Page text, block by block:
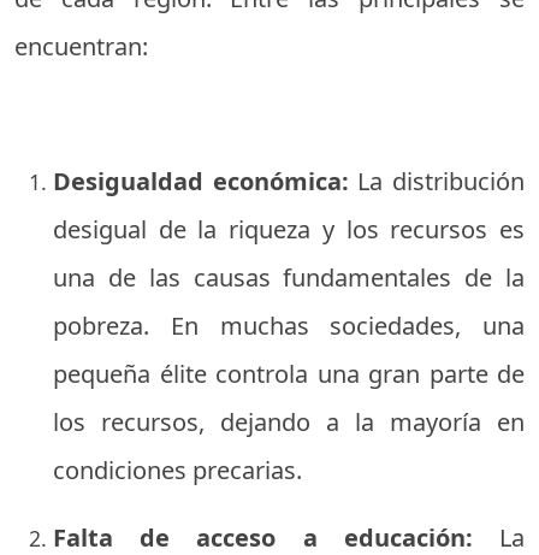
encuentran:
Desigualdad económica: La distribución
desigual de la riqueza y los recursos es
una de las causas fundamentales de la
pobreza. En muchas sociedades, una
pequeña élite controla una gran parte de
los recursos, dejando a la mayoría en
condiciones precarias.
Falta de acceso a educación: La